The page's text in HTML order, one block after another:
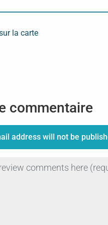
la carte
commentaire
address will not be